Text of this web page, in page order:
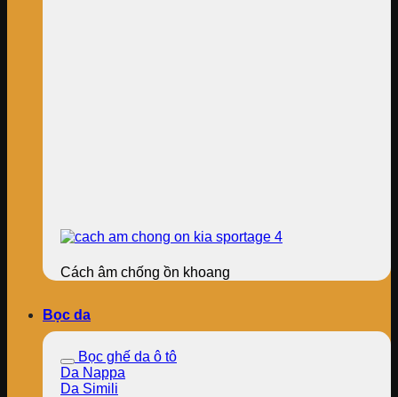
Cách âm chống ồn khoang
Bọc da
Bọc ghế da ô tô
Da Nappa
Da Simili